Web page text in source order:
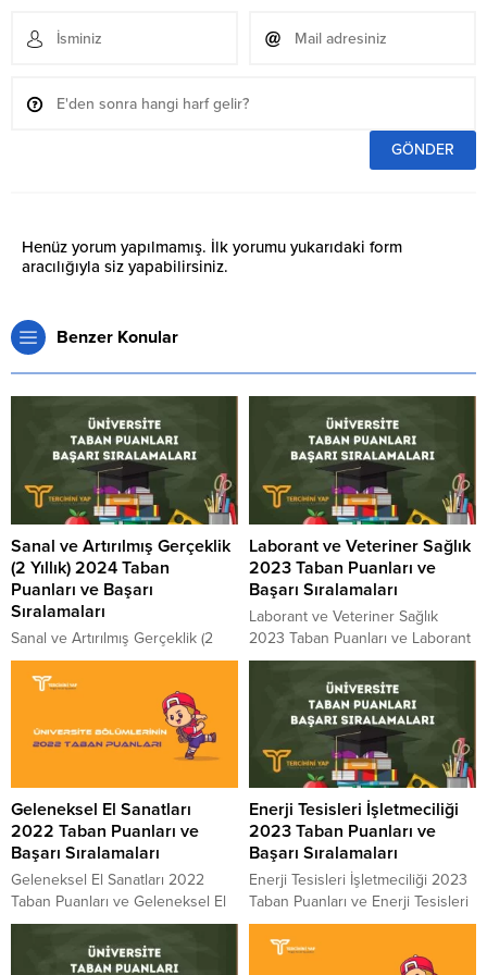
Henüz yorum yapılmamış. İlk yorumu yukarıdaki form
aracılığıyla siz yapabilirsiniz.
Benzer Konular
Sanal ve Artırılmış Gerçeklik
(2 Yıllık) 2024 Taban
Puanları ve Başarı
Sıralamaları
Sanal ve Artırılmış Gerçeklik (2
Yıllık) 2024 Taban Puanları ve
Sanal ve Artırılmış Gerçeklik (2
Yıllık) Başarı Sıralamaları 2024
Sanal ve Artırılmış Gerçeklik
güncel taban puanları ve başarı
tablo ortaya çıktı. Sanal ve
Artırılmış Gerçeklik sıralaması.
2024 yılında sınava girecek
adayların en çok merak ettiği
konuların...
Laborant ve Veteriner Sağlık
2023 Taban Puanları ve
Başarı Sıralamaları
Laborant ve Veteriner Sağlık
2023 Taban Puanları ve Laborant
ve Veteriner Sağlık Başarı
Sıralamaları 2023 Laborant ve
Veteriner Sağlık kaç puanla
kapattı? Laborant ve Veteriner
Sağlık sıralaması. 2023 yılında
sınava girecek adayların en çok
merak ettiği konuların başında
gelen Laborant ve Veteriner
Sağlık Taban Puanları 2023 ve
Laborant ve Veteriner...
Geleneksel El Sanatları
2022 Taban Puanları ve
Başarı Sıralamaları
Geleneksel El Sanatları 2022
Taban Puanları ve Geleneksel El
Sanatları Başarı Sıralamaları 2022
Geleneksel El Sanatları kaç
puanla kapattı? Geleneksel El
Enerji Tesisleri İşletmeciliği
2023 Taban Puanları ve
Başarı Sıralamaları
Enerji Tesisleri İşletmeciliği 2023
Taban Puanları ve Enerji Tesisleri
İşletmeciliği Başarı Sıralamaları
2023 Enerji Tesisleri İşletmeciliği
kaç puanla kapattı? Enerji Tesisleri